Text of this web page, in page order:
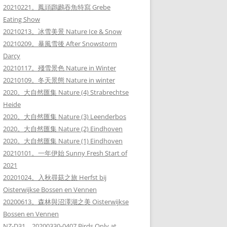
20210221。鳳頭鸊鷉吞魚特寫 Grebe
Eating Show
20210213。冰雪美景 Nature Ice & Snow
20210209。暴風雪後 After Snowstorm
Darcy
20210117。殘雪景色 Nature in Winter
20210109。冬天景態 Nature in winter
2020。大自然匯集 Nature (4) Strabrechtse
Heide
2020。大自然匯集 Nature (3) Leenderbos
2020。大自然匯集 Nature (2) Eindhoven
2020。大自然匯集 Nature (1) Eindhoven
20210101。一年伊始 Sunny Fresh Start of
2021
20201024。入秋尋菇之旅 Herfst bij
Oisterwijkse Bossen en Vennen
20200613。森林與沼澤湖之美 Oisterwijkse
Bossen en Vennen